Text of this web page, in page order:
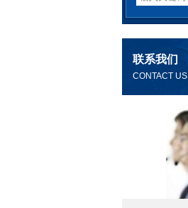
联系我们
CONTACT US